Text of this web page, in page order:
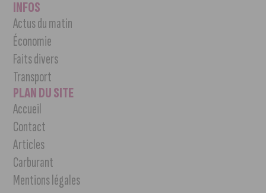
INFOS
Actus du matin
Économie
Faits divers
Transport
PLAN DU SITE
Accueil
Contact
Articles
Carburant
Mentions légales